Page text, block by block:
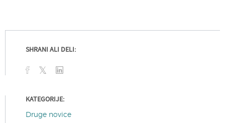
SHRANI ALI DELI:
KATEGORIJE:
Druge novice